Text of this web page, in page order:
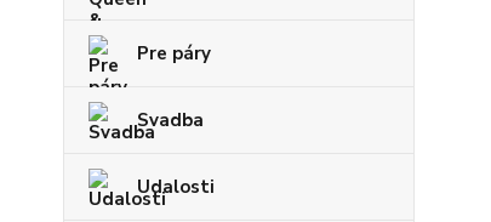
Pre páry
Svadba
Udalosti